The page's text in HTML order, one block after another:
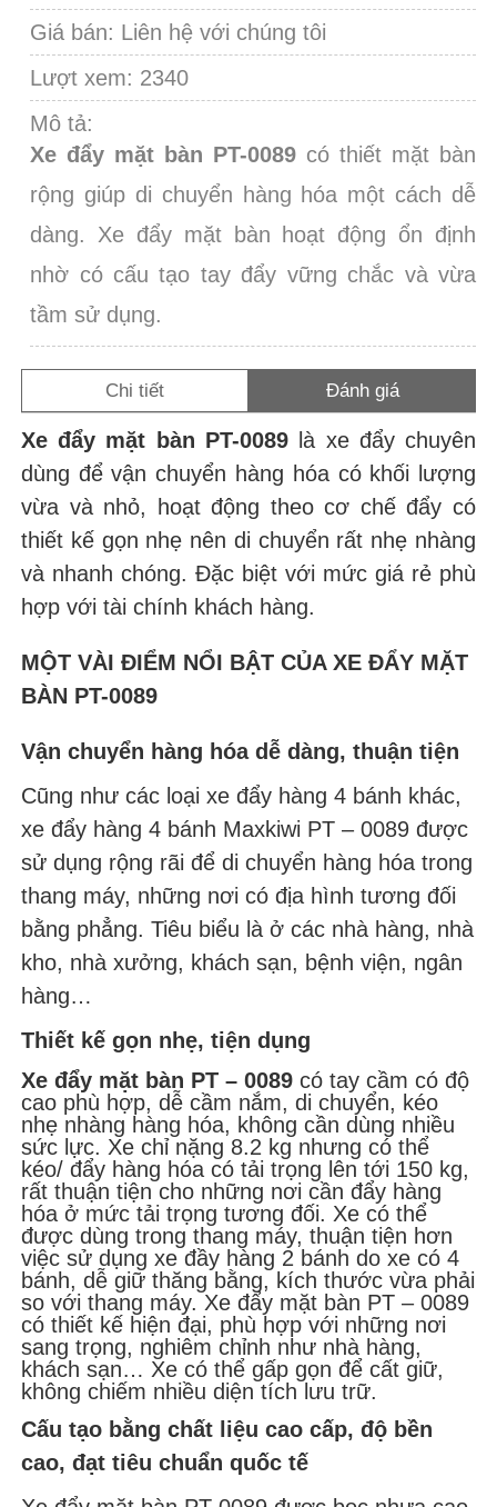
Giá bán: Liên hệ với chúng tôi
Lượt xem: 2340
Mô tả:
Xe đẩy mặt bàn PT-0089 có thiết mặt bàn
rộng giúp di chuyển hàng hóa một cách dễ
dàng. Xe đẩy mặt bàn hoạt động ổn định
nhờ có cấu tạo tay đẩy vững chắc và vừa
tầm sử dụng.
Chi tiết Đánh giá
Xe đẩy mặt bàn PT-0089 là xe đẩy chuyên
dùng để vận chuyển hàng hóa có khối lượng
vừa và nhỏ, hoạt động theo cơ chế đẩy có
thiết kế gọn nhẹ nên di chuyển rất nhẹ nhàng
và nhanh chóng. Đặc biệt với mức giá rẻ phù
hợp với tài chính khách hàng.
MỘT VÀI ĐIỂM NỔI BẬT CỦA XE ĐẨY MẶT
BÀN PT-0089
Vận chuyển hàng hóa dễ dàng, thuận tiện
Cũng như các loại xe đẩy hàng 4 bánh khác,
xe đẩy hàng 4 bánh Maxkiwi PT – 0089 được
sử dụng rộng rãi để di chuyển hàng hóa trong
thang máy, những nơi có địa hình tương đối
bằng phẳng. Tiêu biểu là ở các nhà hàng, nhà
kho, nhà xưởng, khách sạn, bệnh viện, ngân
hàng…
Thiết kế gọn nhẹ, tiện dụng
Xe đẩy mặt bàn PT – 0089có tay cầm có độ
cao phù hợp, dễ cầm nắm, di chuyển, kéo
nhẹ nhàng hàng hóa, không cần dùng nhiều
sức lực. Xe chỉ nặng 8.2 kg nhưng có thể
kéo/ đẩy hàng hóa có tải trọng lên tới 150 kg,
rất thuận tiện cho những nơi cần đẩy hàng
hóa ở mức tải trọng tương đối. Xe có thể
được dùng trong thang máy, thuận tiện hơn
việc sử dụng xe đầy hàng 2 bánh do xe có 4
bánh, dễ giữ thăng bằng, kích thước vừa phải
so với thang máy. Xe đẩy mặt bàn PT – 0089
có thiết kế hiện đại, phù hợp với những nơi
sang trọng, nghiêm chỉnh như nhà hàng,
khách sạn… Xe có thể gấp gọn để cất giữ,
không chiếm nhiều diện tích lưu trữ.
Cấu tạo bằng chất liệu cao cấp, độ bền
cao, đạt tiêu chuẩn quốc tế